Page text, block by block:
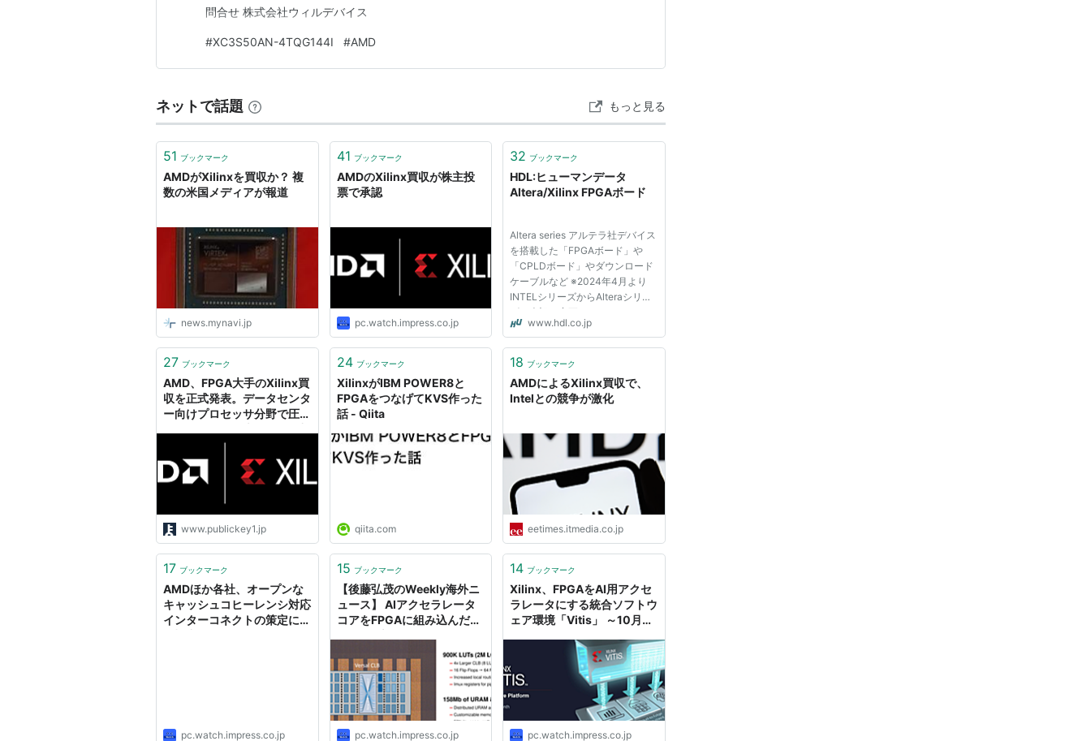
問合せ 株式会社ウィルデバイス
#XC3S50AN-4TQG144I #AMD
ネットで話題 もっと見る
51 ブックマーク
AMDがXilinxを買収か？ 複
数の米国メディアが報道
news.mynavi.jp
41 ブックマーク
AMDのXilinx買収が株主投
票で承認
pc.watch.impress.co.jp
32 ブックマーク
HDL:ヒューマンデータ
Altera/Xilinx FPGAボード
Altera series アルテラ社デバイス
を搭載した「FPGAボード」や
「CPLDボード」やダウンロード
ケーブルなど ※2024年4月より
INTELシリーズからAlteraシリー
ズに表記を変更しました。 AMD
series AMD社デバイスを搭載し
ード」やダウンロードケーブルな
ズからAMDシ...
www.hdl.co.jp
27 ブックマーク
AMD、FPGA大手のXilinx買
収を正式発表。データセンタ
ー向けプロセッサ分野で圧倒
www.publickey1.jp
24 ブックマーク
XilinxがIBM POWER8と
FPGAをつなげてKVS作った
話 - Qiita
qiita.com
18 ブックマーク
AMDによるXilinx買収で、
Intelとの競争が激化
eetimes.itmedia.co.jp
17 ブックマーク
AMDほか各社、オープンな
キャッシュコヒーレンシ対応
インターコネクトの策定に向
pc.watch.impress.co.jp
15 ブックマーク
【後藤弘茂のWeekly海外ニ
ュース】 AIアクセラレータ
コアをFPGAに組み込んだ
pc.watch.impress.co.jp
14 ブックマーク
Xilinx、FPGAをAI用アクセ
ラレータにする統合ソフトウ
ェア環境「Vitis」 ～10月末
pc.watch.impress.co.jp